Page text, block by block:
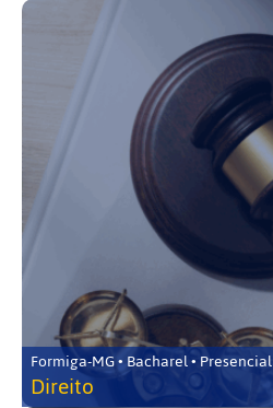
Formiga-MG • Bacharel • Presencial
Direito